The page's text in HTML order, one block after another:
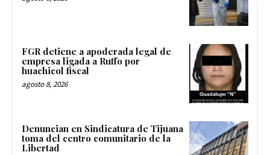
FGR detiene a apoderada legal de
empresa ligada a Ruffo por
huachicol fiscal
agosto 8, 2026
Denuncian en Sindicatura de Tijuana
toma del centro comunitario de la
Libertad